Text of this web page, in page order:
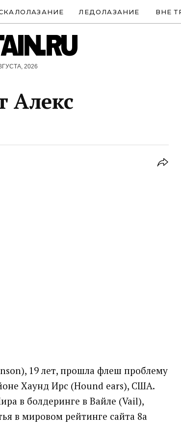
ЛЕДОЛАЗАНИЕ ВНЕ
2026
Алекс
19 лет, прошла флеш проблему
Хаунд Ирс (Hound ears), США.
в болдеринге в Вайле (Vail),
в мировом рейтинге сайта 8а